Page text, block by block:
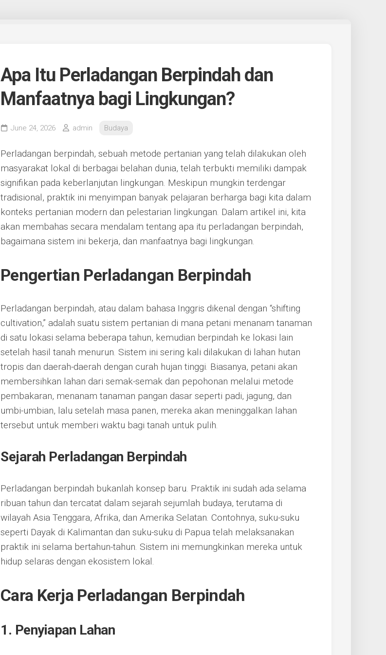
Apa Itu Perladangan Berpindah dan
Manfaatnya bagi Lingkungan?
June 24, 2026 admin Budaya
Perladangan berpindah, sebuah metode pertanian yang telah dilakukan oleh
masyarakat lokal di berbagai belahan dunia, telah terbukti memiliki dampak
signifikan pada keberlanjutan lingkungan. Meskipun mungkin terdengar
tradisional, praktik ini menyimpan banyak pelajaran berharga bagi kita dalam
konteks pertanian modern dan pelestarian lingkungan. Dalam artikel ini, kita
akan membahas secara mendalam tentang apa itu perladangan berpindah,
bagaimana sistem ini bekerja, dan manfaatnya bagi lingkungan.
Pengertian Perladangan Berpindah
Perladangan berpindah, atau dalam bahasa Inggris dikenal dengan “shifting
cultivation,” adalah suatu sistem pertanian di mana petani menanam tanaman
di satu lokasi selama beberapa tahun, kemudian berpindah ke lokasi lain
setelah hasil tanah menurun. Sistem ini sering kali dilakukan di lahan hutan
tropis dan daerah-daerah dengan curah hujan tinggi. Biasanya, petani akan
membersihkan lahan dari semak-semak dan pepohonan melalui metode
pembakaran, menanam tanaman pangan dasar seperti padi, jagung, dan
umbi-umbian, lalu setelah masa panen, mereka akan meninggalkan lahan
tersebut untuk memberi waktu bagi tanah untuk pulih.
Sejarah Perladangan Berpindah
Perladangan berpindah bukanlah konsep baru. Praktik ini sudah ada selama
ribuan tahun dan tercatat dalam sejarah sejumlah budaya, terutama di
wilayah Asia Tenggara, Afrika, dan Amerika Selatan. Contohnya, suku-suku
seperti Dayak di Kalimantan dan suku-suku di Papua telah melaksanakan
praktik ini selama bertahun-tahun. Sistem ini memungkinkan mereka untuk
hidup selaras dengan ekosistem lokal.
Cara Kerja Perladangan Berpindah
1. Penyiapan Lahan